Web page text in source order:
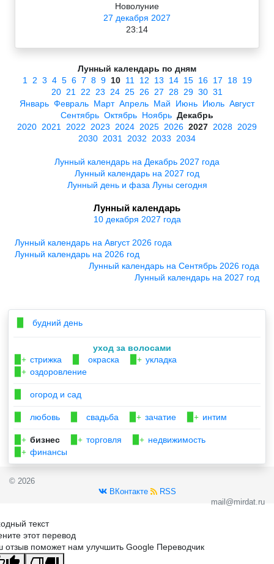
Новолуние
27 декабря 2027
23:14
Лунный календарь по дням
1
2 3 4 5 6 7 8 9 10 11 12 13 14 15 16 17 18 19
20 21 22 23 24 25 26 27 28 29 30 31
Январь Февраль Март Апрель Май Июнь Июль Август
Сентябрь Октябрь Ноябрь Декабрь
2020 2021 2022 2023 2024 2025 2026 2027 2028 2029
2030 2031 2032 2033 2034
Лунный календарь на Декабрь 2027 года
Лунный календарь на 2027 год
Лунный день и фаза Луны сегодня
Лунный календарь
10 декабря 2027 года
Лунный календарь на Август 2026 года
Лунный календарь на 2026 год
Лунный календарь на Сентябрь 2026 года
Лунный календарь на 2027 год
будний день
уход за волосами
▉+ стрижка окраска ▉+ укладка
▉+ оздоровление
огород и сад
любовь свадьба ▉+ зачатие ▉+ интим
▉+ бизнес ▉+ торговля ▉+ недвижимость
▉+ финансы
© 2026
ВКонтакте
RSS
mail@mirdat.ru
текст
этот перевод
отзыв поможет нам улучшить Google Переводчик